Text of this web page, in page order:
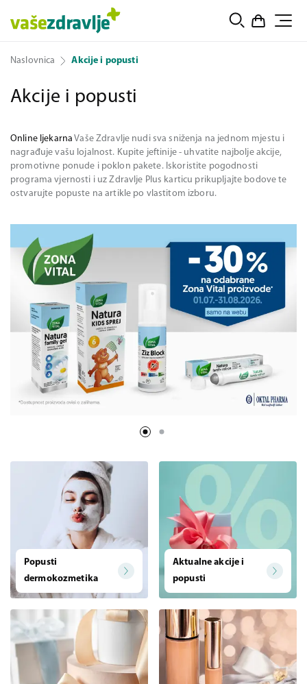
Naslovnica Akcije i popusti
Akcije i popusti
Online ljekarna Vaše Zdravlje nudi sva sniženja na jednom mjestu i
nagrađuje vašu lojalnost. Kupite jeftinije - uhvatite najbolje akcije,
promotivne ponude i poklon pakete. Iskoristite pogodnosti
programa vjernosti i uz Zdravlje Plus karticu prikupljajte bodove te
ostvarujte popuste na artikle po vlastitom izboru.
Popusti
dermokozmetika
Aktualne akcije i
popusti